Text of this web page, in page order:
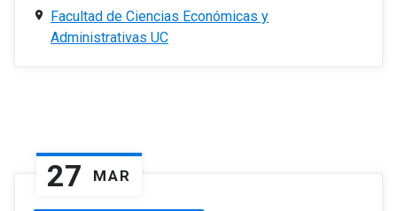
Facultad de Ciencias Económicas y
Administrativas UC
27 MAR